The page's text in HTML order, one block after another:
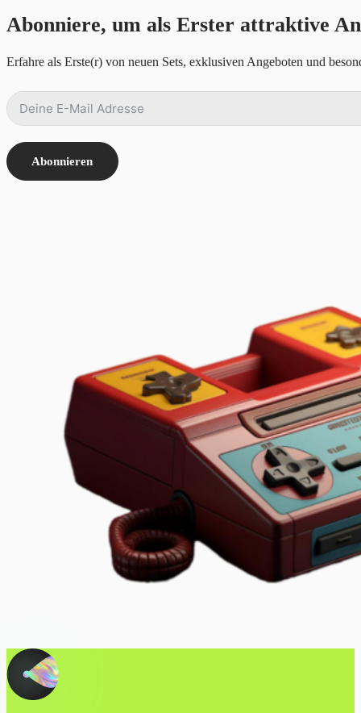
Abonniere, um als Erster attraktive
Erfahre als Erste(r) von neuen Sets, exklusiven Angeboten und
Abonnieren